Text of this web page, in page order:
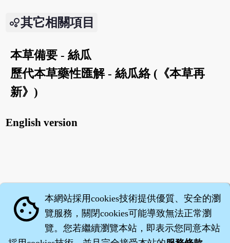
其它相關項目
本草備要 - 絲瓜
歷代本草藥性匯解 - 絲瓜絡 (《本草再
新》)
English version
cookie 本網站採用cookies技術提供優質、安全的瀏
覽服務，關閉cookies可能導致無法正常瀏
覽。您若繼續瀏覽本站，即表示您同意本站